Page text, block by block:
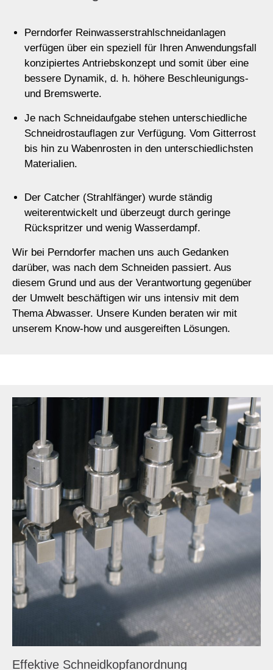
Perndorfer Reinwasserstrahlschneidanlagen
verfügen über ein speziell für Ihren Anwendungsfall
konzipiertes Antriebskonzept und somit über eine
bessere Dynamik, d. h. höhere Beschleunigungs-
und Bremswerte.
Je nach Schneidaufgabe stehen unterschiedliche
Schneidrostauflagen zur Verfügung. Vom Gitterrost
bis hin zu Wabenrosten in den unterschiedlichsten
Materialien.
Der Catcher (Strahlfänger) wurde ständig
weiterentwickelt und überzeugt durch geringe
Rückspritzer und wenig Wasserdampf.
Wir bei Perndorfer machen uns auch Gedanken
darüber, was nach dem Schneiden passiert. Aus
diesem Grund und aus der Verantwortung gegenüber
der Umwelt beschäftigen wir uns intensiv mit dem
Thema Abwasser. Unsere Kunden beraten wir mit
unserem Know-how und ausgereiften Lösungen.
Effektive Schneidkopfanordnung